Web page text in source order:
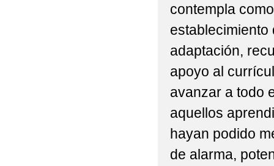
contempla
establecimiento
adaptación,
apoyo al
avanzar a todo
aquellos
hayan podido
de alarma,